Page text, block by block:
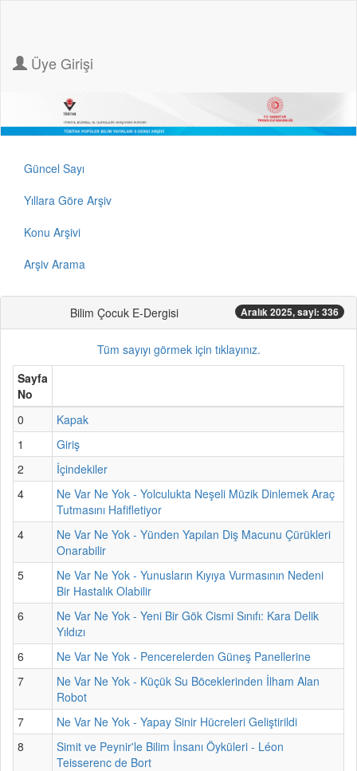
Üye Girişi
Güncel Sayı
Yıllara Göre Arşiv
Konu Arşivi
Arşiv Arama
Bilim Çocuk E-Dergisi Aralık 2025, sayi: 336
Tüm sayıyı görmek için tıklayınız.
Sayfa
No
0
Kapak
1
Giriş
2
İçindekiler
4
Ne Var Ne Yok - Yolculukta Neşeli Müzik Dinlemek Araç
Tutmasını Hafifletiyor
4
Ne Var Ne Yok - Yünden Yapılan Diş Macunu Çürükleri
Onarabilir
5
Ne Var Ne Yok - Yunusların Kıyıya Vurmasının Nedeni
Bir Hastalık Olabilir
6
Ne Var Ne Yok - Yeni Bir Gök Cismi Sınıfı: Kara Delik
Yıldızı
6
Ne Var Ne Yok - Pencerelerden Güneş Panellerine
7
Ne Var Ne Yok - Küçük Su Böceklerinden İlham Alan
Robot
7
Ne Var Ne Yok - Yapay Sinir Hücreleri Geliştirildi
8
Simit ve Peynir'le Bilim İnsanı Öyküleri - Léon
Teisserenc de Bort